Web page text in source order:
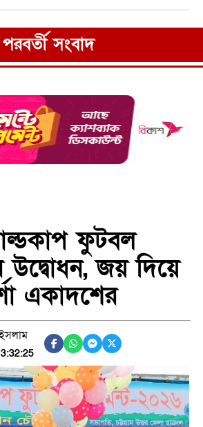
পরবর্তী সংবাদ
ফুটবল
উদ্বোধন, জয় দিয়ে
একাদশের